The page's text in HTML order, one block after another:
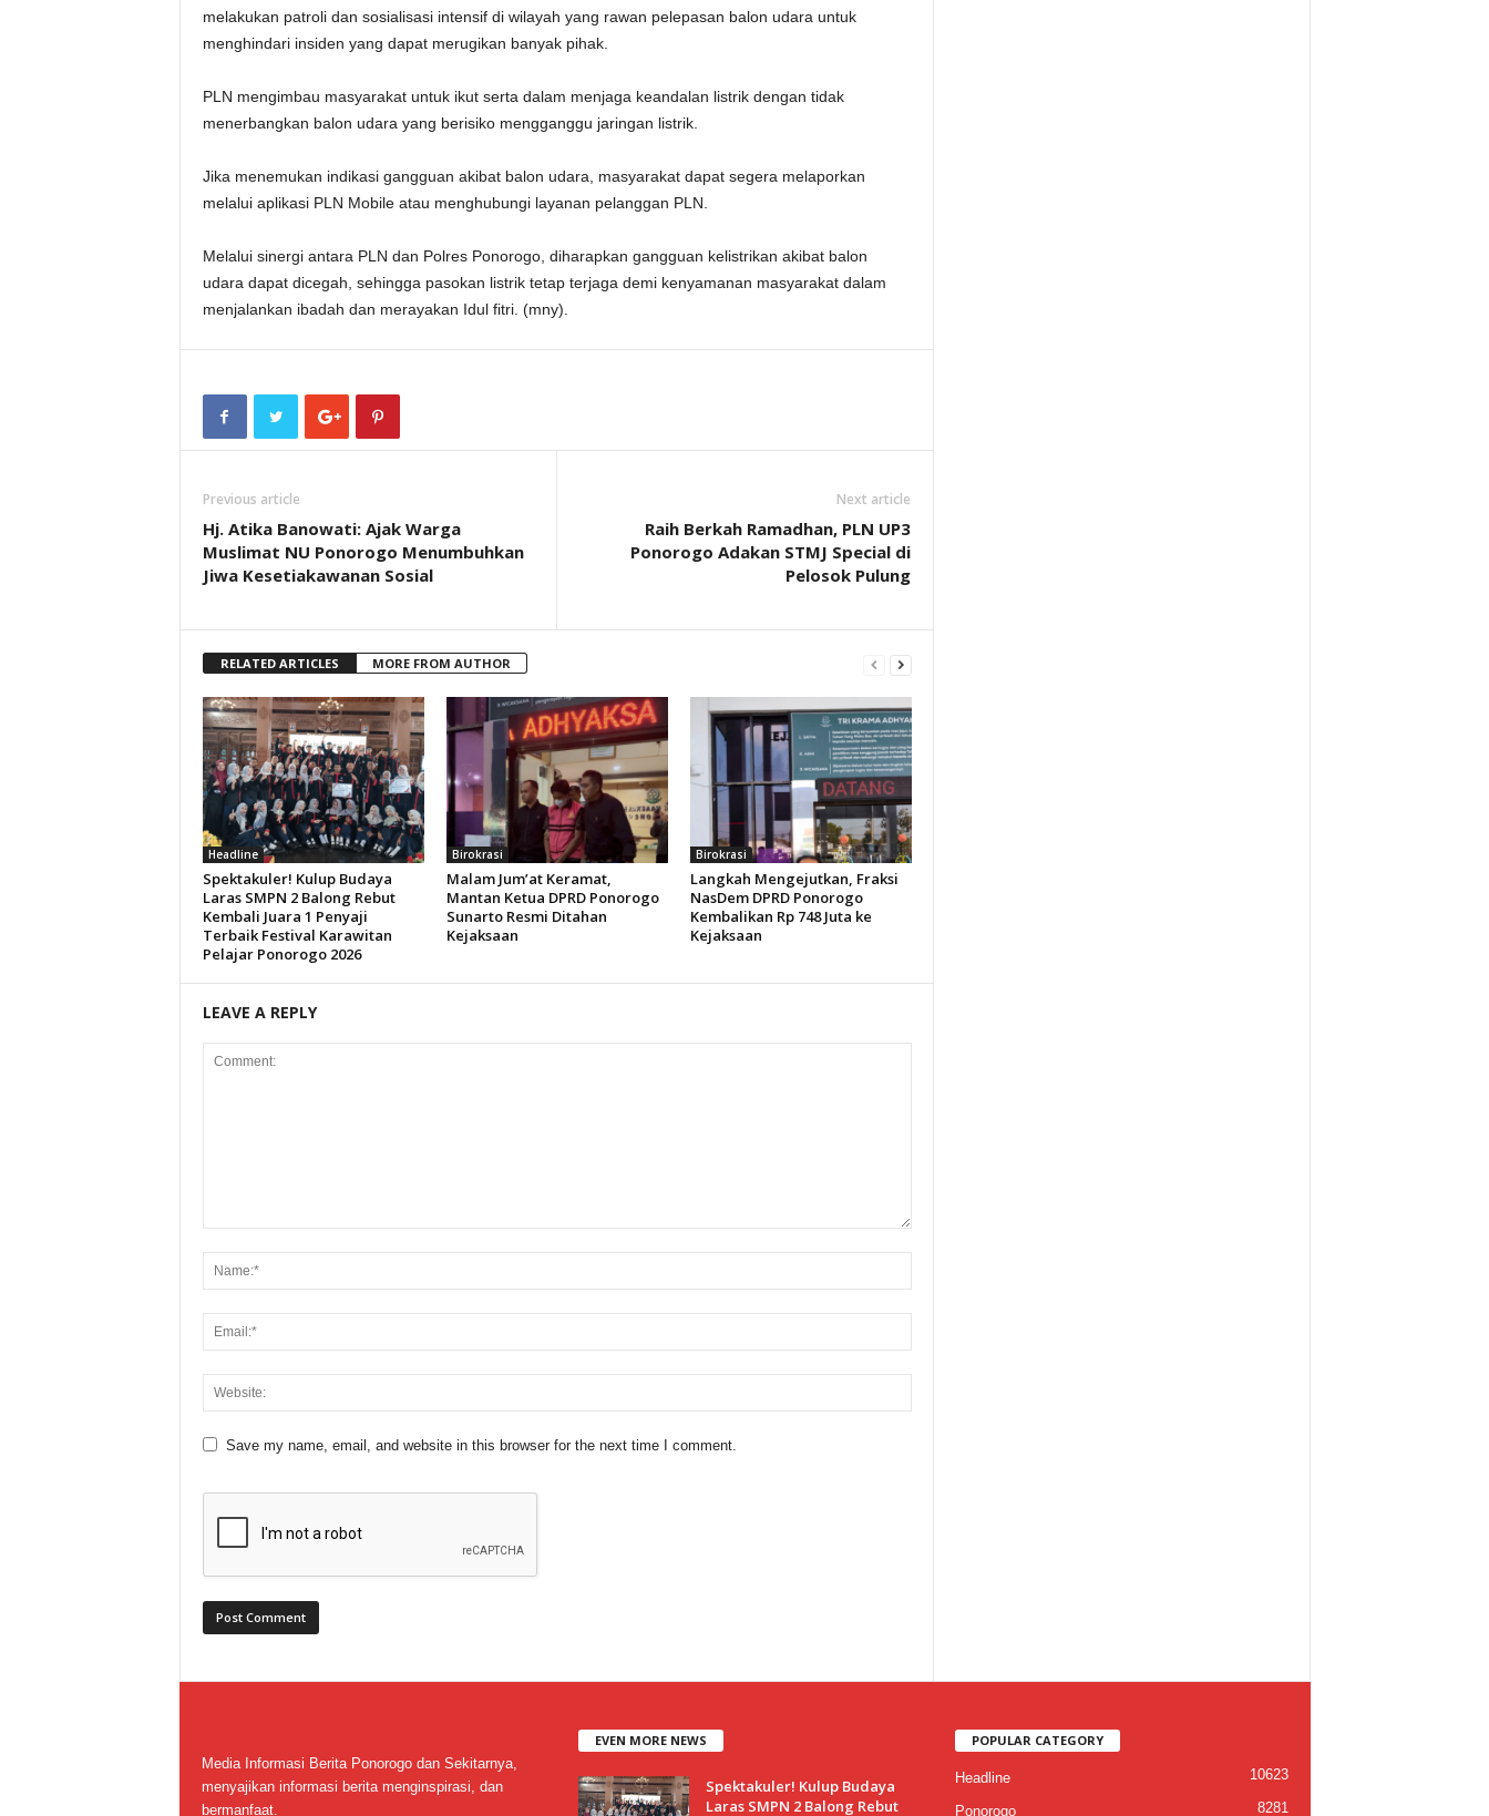
melakukan patroli dan sosialisasi intensif di wilayah yang rawan pelepasan balon udara untuk
menghindari insiden yang dapat merugikan banyak pihak.
PLN mengimbau masyarakat untuk ikut serta dalam menjaga keandalan listrik dengan tidak
menerbangkan balon udara yang berisiko mengganggu jaringan listrik.
Jika menemukan indikasi gangguan akibat balon udara, masyarakat dapat segera melaporkan
melalui aplikasi PLN Mobile atau menghubungi layanan pelanggan PLN.
Melalui sinergi antara PLN dan Polres Ponorogo, diharapkan gangguan kelistrikan akibat balon
udara dapat dicegah, sehingga pasokan listrik tetap terjaga demi kenyamanan masyarakat dalam
menjalankan ibadah dan merayakan Idul fitri. (mny).
Previous article
Hj. Atika Banowati: Ajak Warga
Muslimat NU Ponorogo Menumbuhkan
Jiwa Kesetiakawanan Sosial
Next article
Raih Berkah Ramadhan, PLN UP3
Ponorogo Adakan STMJ Special di
Pelosok Pulung
RELATED ARTICLES MORE FROM AUTHOR
Headline
Spektakuler! Kulup Budaya
Laras SMPN 2 Balong Rebut
Kembali Juara 1 Penyaji
Terbaik Festival Karawitan
Pelajar Ponorogo 2026
Birokrasi
Malam Jum’at Keramat,
Mantan Ketua DPRD Ponorogo
Sunarto Resmi Ditahan
Kejaksaan
Birokrasi
Langkah Mengejutkan, Fraksi
NasDem DPRD Ponorogo
Kembalikan Rp 748 Juta ke
Kejaksaan
LEAVE A REPLY
Save my name, email, and website in this browser for the next time I comment.
Media Informasi Berita Ponorogo dan Sekitarnya,
menyajikan informasi berita menginspirasi, dan
bermanfaat.
EVEN MORE NEWS
Spektakuler! Kulup Budaya
Laras SMPN 2 Balong Rebut
POPULAR CATEGORY
Headline 10623
Ponorogo 8281